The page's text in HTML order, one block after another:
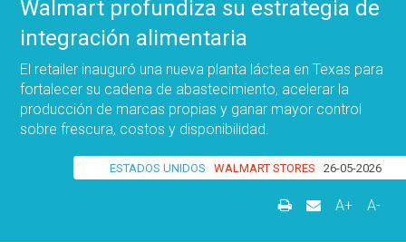
Walmart profundiza su estrategia de
integración alimentaria
El retailer inauguró una nueva planta láctea en Texas para
fortalecer su cadena de abastecimiento, acelerar la
producción de marcas propias y ganar mayor control
sobre frescura, costos y disponibilidad.
ESTADOS UNIDOS WALMART STORES 26-05-2026
A+ A-